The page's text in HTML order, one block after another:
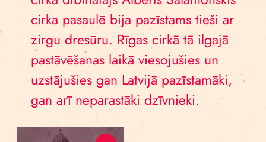
cirka pasaulē bija pazīstams tieši ar
zirgu dresūru. Rīgas cirkā tā ilgajā
pastāvēšanas laikā viesojušies un
uzstājušies gan Latvijā pazīstamāki,
gan arī neparastāki dzīvnieki.